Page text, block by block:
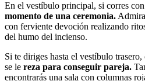
En el vestíbulo principal, si corres
momento de una ceremonia.
con ferviente devoción realizando
del humo del incienso.
Si te diriges hasta el vestíbulo
se le reza para conseguir pareja.
encontrarás una sala con columnas